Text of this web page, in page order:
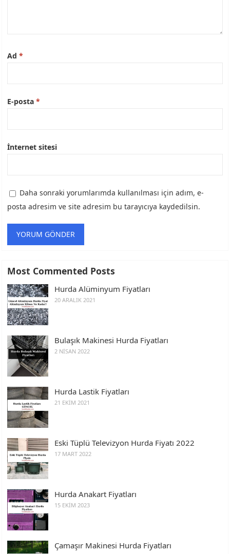
Ad*
E-posta*
İnternet sitesi
Daha sonraki yorumlarımda kullanılması için adım, e-
posta adresim ve site adresim bu tarayıcıya kaydedilsin.
Most Commented Posts
Hurda Alüminyum Fiyatları
20 ARALIK 2021
Bulaşık Makinesi Hurda Fiyatları
2 NISAN 2022
Hurda Lastik Fiyatları
21 EKIM 2021
Eski Tüplü Televizyon Hurda Fiyatı 2022
17 MART 2022
Hurda Anakart Fiyatları
15 EKIM 2023
Çamaşır Makinesi Hurda Fiyatları